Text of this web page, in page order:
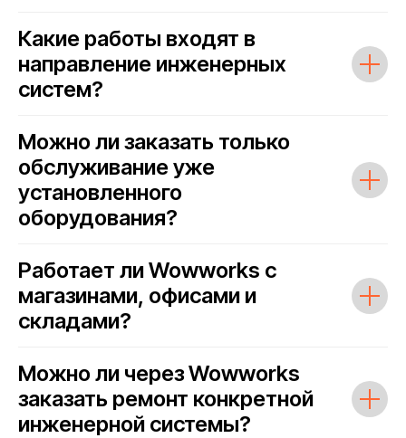
Какие работы входят в
направление инженерных
систем?
Можно ли заказать только
обслуживание уже
установленного
оборудования?
Работает ли Wowworks с
магазинами, офисами и
складами?
Можно ли через Wowworks
заказать ремонт конкретной
инженерной системы?